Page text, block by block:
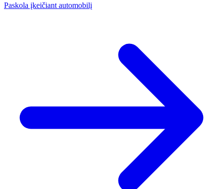
Paskola įkeičiant automobilį